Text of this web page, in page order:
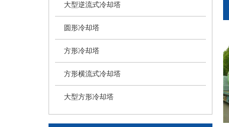
大型逆流式冷却塔
圆形冷却塔
方形冷却塔
方形横流式冷却塔
大型方形冷却塔